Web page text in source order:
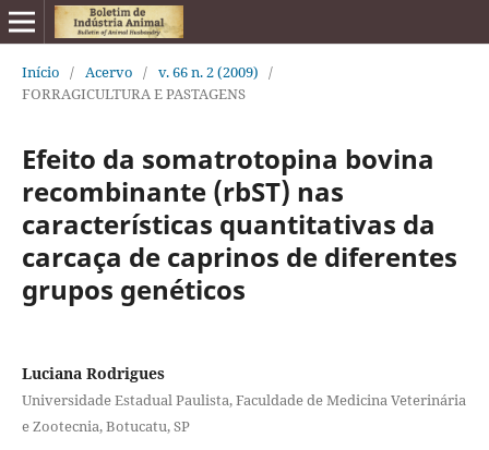
Início / Acervo / v. 66 n. 2 (2009) /
FORRAGICULTURA E PASTAGENS
Efeito da somatrotopina bovina
recombinante (rbST) nas
características quantitativas da
carcaça de caprinos de diferentes
grupos genéticos
Luciana Rodrigues
Universidade Estadual Paulista, Faculdade de Medicina Veterinária
e Zootecnia, Botucatu, SP